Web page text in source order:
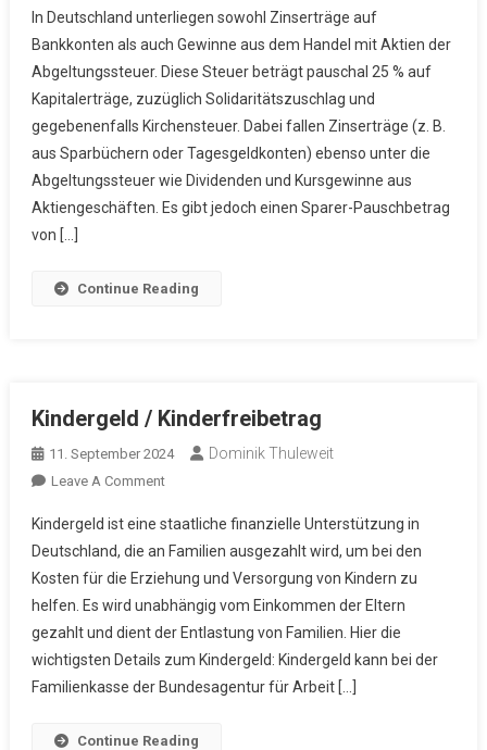
In Deutschland unterliegen sowohl Zinserträge auf
Bankkonten als auch Gewinne aus dem Handel mit Aktien der
Abgeltungssteuer. Diese Steuer beträgt pauschal 25 % auf
Kapitalerträge, zuzüglich Solidaritätszuschlag und
gegebenenfalls Kirchensteuer. Dabei fallen Zinserträge (z. B.
aus Sparbüchern oder Tagesgeldkonten) ebenso unter die
Abgeltungssteuer wie Dividenden und Kursgewinne aus
Aktiengeschäften. Es gibt jedoch einen Sparer-Pauschbetrag
von […]
Continue Reading
Kindergeld / Kinderfreibetrag
11. September 2024 Dominik Thuleweit
Leave A CommentOn
/
Kinderfreibetrag
Kindergeld ist eine staatliche finanzielle Unterstützung in
Deutschland, die an Familien ausgezahlt wird, um bei den
Kosten für die Erziehung und Versorgung von Kindern zu
helfen. Es wird unabhängig vom Einkommen der Eltern
gezahlt und dient der Entlastung von Familien. Hier die
wichtigsten Details zum Kindergeld: Kindergeld kann bei der
Familienkasse der Bundesagentur für Arbeit […]
Continue Reading